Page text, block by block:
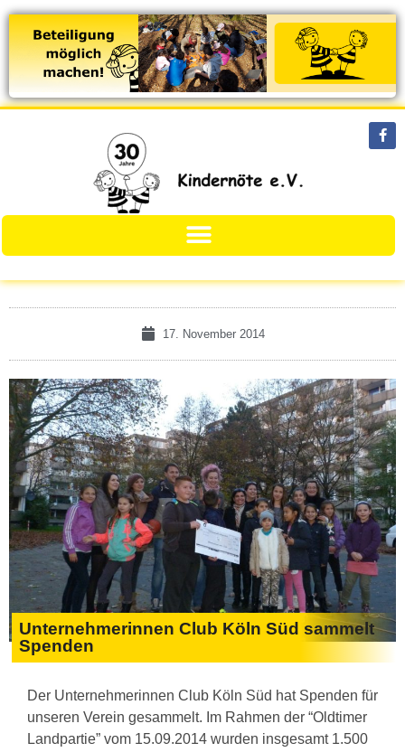
17. November 2014
Unternehmerinnen Club Köln Süd sammelt
Spenden
Der Unternehmerinnen Club Köln Süd hat Spenden für
unseren Verein gesammelt. Im Rahmen der “Oldtimer
Landpartie” vom 15.09.2014 wurden insgesamt 1.500